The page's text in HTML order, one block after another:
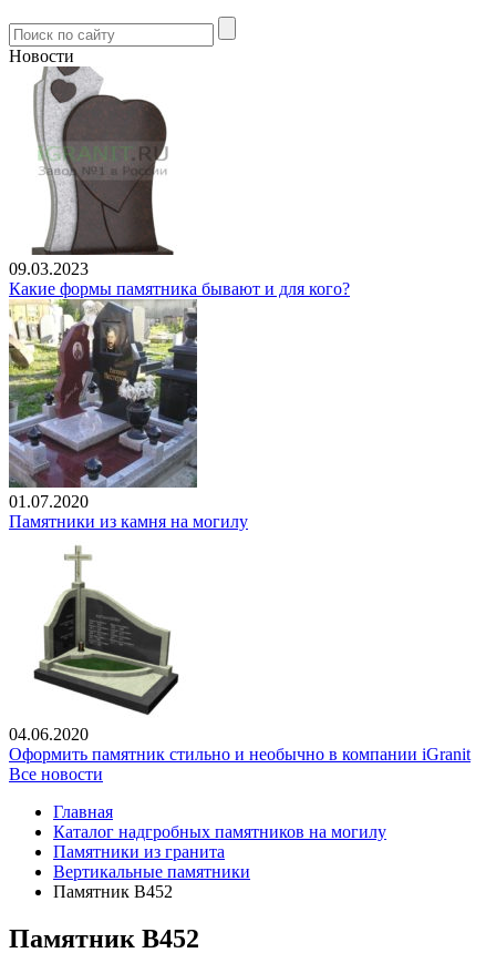
Новости
09.03.2023
Какие формы памятника бывают и для кого?
01.07.2020
Памятники из камня на могилу
04.06.2020
Оформить памятник стильно и необычно в компании iGranit
Все новости
Главная
Каталог надгробных памятников на могилу
Памятники из гранита
Вертикальные памятники
Памятник В452
Памятник В452